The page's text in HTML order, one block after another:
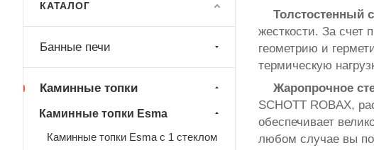
Толстостенный
жесткости. За счет
геометрию и
термическую
Жаропрочное
SCHOTT ROBAX,
обеспечивает
любом случае вы
КАТАЛОГ
Банные печи
Каминные топки
Каминные топки Esma
Каминные топки Esma с 1 стеклом